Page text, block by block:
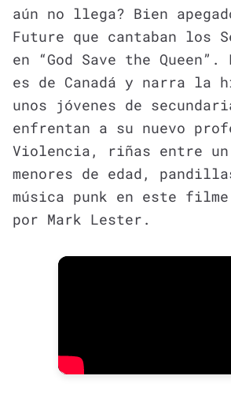
aún no llega? Bien
Future que cantaban los
en “God Save the
es de Canadá y narra la
unos jóvenes de
enfrentan a su nuevo
Violencia, riñas entre
menores de edad,
música punk en este
por Mark Lester.